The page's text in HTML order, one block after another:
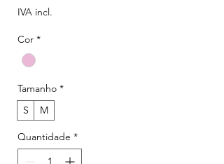
IVA incl.
Cor *
Tamanho *
S
M
Quantidade *